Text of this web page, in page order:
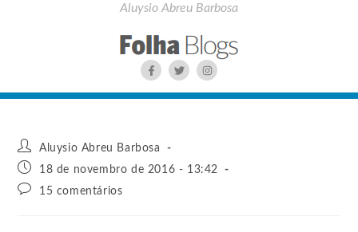
Aluysio Abreu Barbosa
Aluysio Abreu Barbosa
18 de novembro de 2016 - 13:42
15 comentários